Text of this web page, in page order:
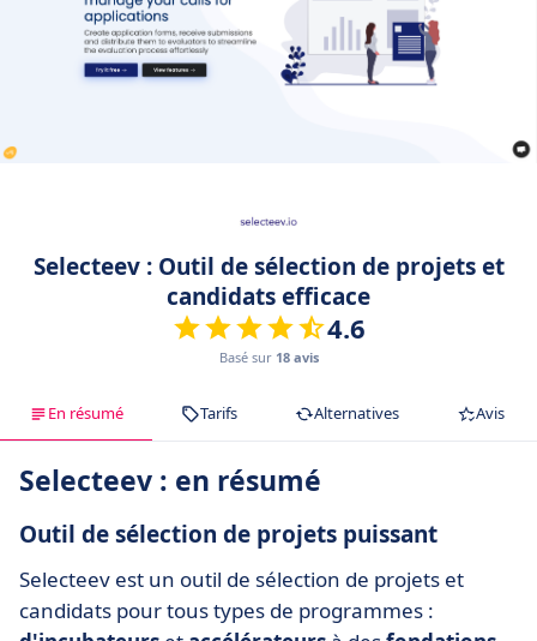
Selecteev : Outil de sélection de projets et
candidats efficace
4.6
Basé sur 18 avis
En résumé Tarifs Alternatives Avis
Selecteev : en résumé
Outil de sélection de projets puissant
Selecteev est un outil de sélection de projets et
candidats pour tous types de programmes :